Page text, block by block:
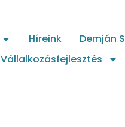
Híreink
Demján
Vállalkozásfejlesztés